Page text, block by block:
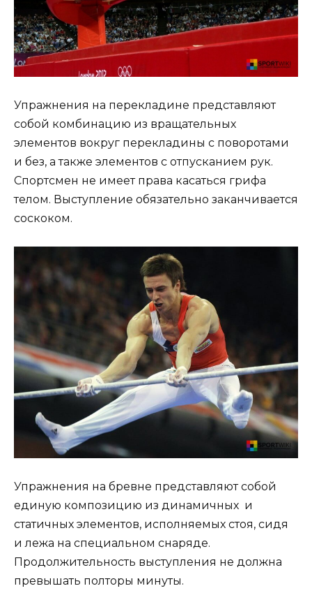
Упражнения на перекладине представляют
собой комбинацию из вращательных
элементов вокруг перекладины с поворотами
и без, а также элементов с отпусканием рук.
Спортсмен не имеет права касаться грифа
телом. Выступление обязательно заканчивается
соскоком.
Упражнения на бревне представляют собой
единую композицию из динамичных и
статичных элементов, исполняемых стоя, сидя
и лежа на специальном снаряде.
Продолжительность выступления не должна
превышать полторы минуты.